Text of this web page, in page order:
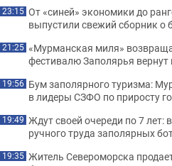
23:15 От «синей» экономики до
выпустили свежий сборник о
21:25 «Мурманская миля»
фестивалю Заполярья вернут
19:56 Бум заполярного туризма:
в лидеры СЗФО по приросту
19:49 Ждут своей очереди по 7
ручного труда заполярных
19:35 Житель Североморска